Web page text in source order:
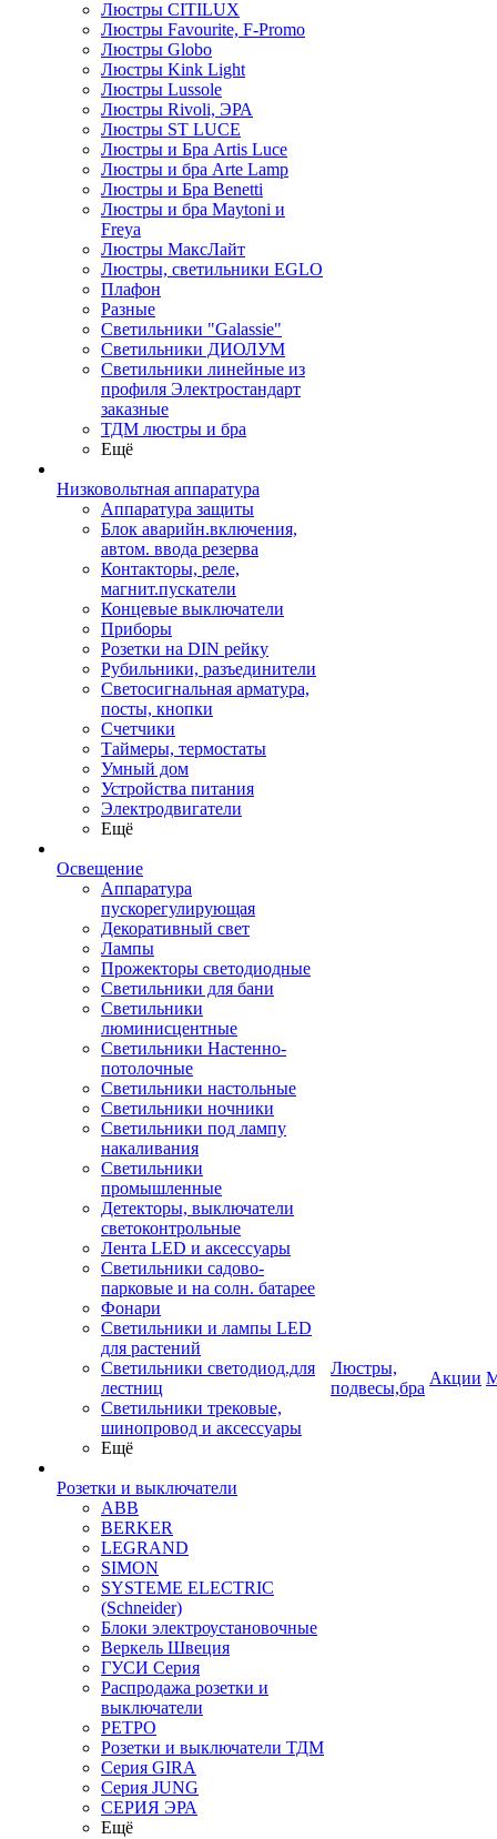
Люстры CITILUX
Люстры Favourite, F-Promo
Люстры Globo
Люстры Kink Light
Люстры Lussole
Люстры Rivoli, ЭРА
Люстры ST LUCE
Люстры и Бра Artis Luce
Люстры и бра Arte Lamp
Люстры и Бра Benetti
Люстры и бра Maytoni и
Freya
Люстры МаксЛайт
Люстры, светильники EGLO
Плафон
Разные
Светильники "Galassie"
Светильники ДИОЛУМ
Светильники линейные из
профиля Электростандарт
заказные
ТДМ люстры и бра
Ещё
Низковольтная аппаратура
Аппаратура защиты
Блок аварийн.включения,
автом. ввода резерва
Контакторы, реле,
магнит.пускатели
Концевые выключатели
Приборы
Розетки на DIN рейку
Рубильники, разъединители
Светосигнальная арматура,
посты, кнопки
Счетчики
Таймеры, термостаты
Умный дом
Устройства питания
Электродвигатели
Ещё
Освещение
Аппаратура
пускорегулирующая
Декоративный свет
Лампы
Прожекторы светодиодные
Светильники для бани
Светильники
люминисцентные
Светильники Настенно-
потолочные
Светильники настольные
Светильники ночники
Светильники под лампу
накаливания
Светильники
промышленные
Детекторы, выключатели
светоконтрольные
Лента LED и аксессуары
Светильники садово-
парковые и на солн. батарее
Фонари
Светильники и лампы LED
для растений
Светильники светодиод.для
лестниц
Светильники трековые,
шинопровод и аксессуары
Ещё
Розетки и выключатели
ABB
BERKER
LEGRAND
SIMON
SYSTEME ELECTRIC
(Schneider)
Блоки электроустановочные
Веркель Швеция
ГУСИ Серия
Распродажа розетки и
выключатели
РЕТРО
Розетки и выключатели ТДМ
Серия GIRA
Серия JUNG
СЕРИЯ ЭРА
Ещё
Люстры,
подвесы,бра
Акции